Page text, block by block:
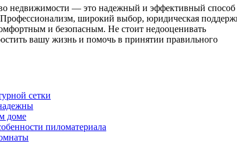
недвижимости — это надежный и эффективный способ
широкий выбор, юридическая
и безопасным. Не стоит недооценивать
вашу жизнь и помочь в принятии правильного
сетки
доме
пиломатериала